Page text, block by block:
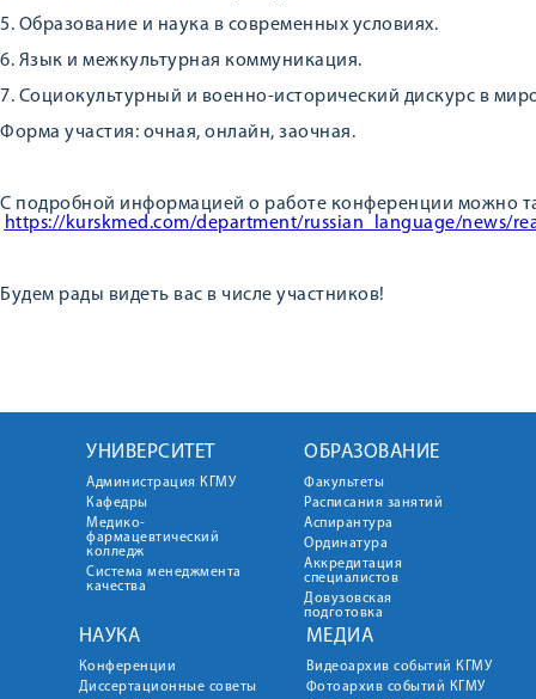
5. Образование и наука в современных условиях.
6. Язык и межкультурная коммуникация.
7. Социокультурный и военно-исторический дискурс в
Форма участия: очная, онлайн, заочная.
С подробной информацией о работе конференции можно
https://kurskmed.com/department/russian_language/news/
Будем рады видеть вас в числе участников!
УНИВЕРСИТЕТ
Администрация КГМУ
Кафедры
Медико-
фармацевтический
колледж
Система менеджмента
качества
ОБРАЗОВАНИЕ
Факультеты
Расписания занятий
Аспирантура
Ординатура
Аккредитация
специалистов
Довузовская
подготовка
НАУКА
Конференции
Диссертационные советы
МЕДИА
Видеоархив событий КГМУ
Фотоархив событий КГМУ